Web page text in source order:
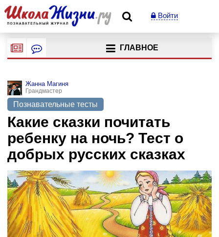
Войти
ГЛАВНОЕ
Жанна Магиня
Грандмастер
Познавательные тесты
Какие сказки почитать
ребенку на ночь? Тест о
добрых русских сказках